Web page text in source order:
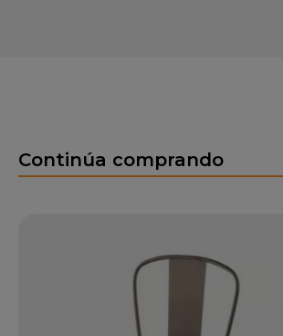
Continúa comprando